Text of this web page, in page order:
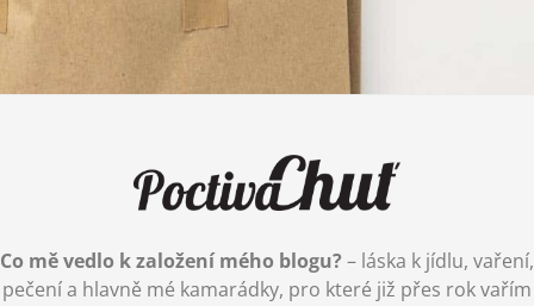
Co mě vedlo k založení mého blogu? – láska k jídlu, vaření,
pečení a hlavně mé kamarádky, pro které již přes rok vařím